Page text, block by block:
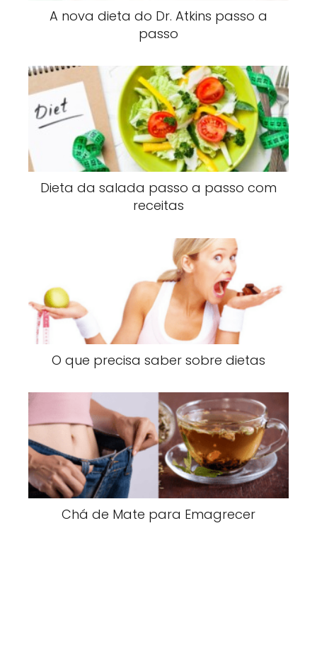
A nova dieta do Dr. Atkins passo a
passo
Dieta da salada passo a passo com
receitas
O que precisa saber sobre dietas
Chá de Mate para Emagrecer